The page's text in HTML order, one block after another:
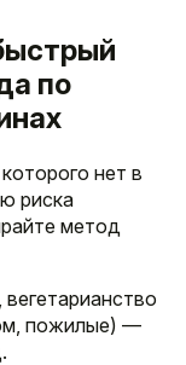
по
нет в
риска
метод
пожилые) —